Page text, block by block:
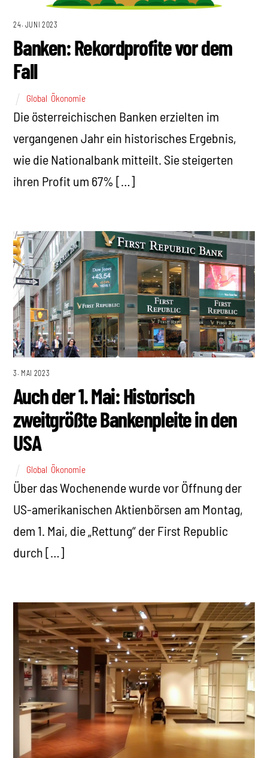
24. JUNI 2023
Banken: Rekordprofite vor dem
Fall
Global Ökonomie
Die österreichischen Banken erzielten im
vergangenen Jahr ein historisches Ergebnis,
wie die Nationalbank mitteilt. Sie steigerten
ihren Profit um 67% […]
3. MAI 2023
Auch der 1. Mai: Historisch
zweitgrößte Bankenpleite in den
USA
Global Ökonomie
Über das Wochenende wurde vor Öffnung der
US-amerikanischen Aktienbörsen am Montag,
dem 1. Mai, die „Rettung“ der First Republic
durch […]